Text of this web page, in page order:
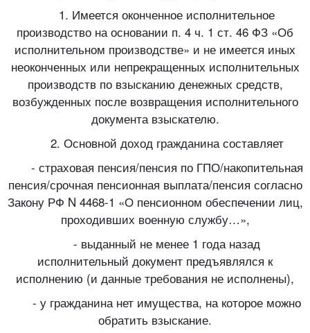
1. Имеется оконченное исполнительное
производство на основании п. 4 ч. 1 ст. 46 ФЗ «Об
исполнительном производстве» и не имеется иных
неоконченных или непрекращенных исполнительных
производств по взысканию денежных средств,
возбужденных после возвращения исполнительного
документа взыскателю.
2. Основной доход гражданина составляет
- страховая пенсия/пенсия по ГПО/накопительная
пенсия/срочная пенсионная выплата/пенсия согласно
Закону РФ N 4468-1 «О пенсионном обеспечении лиц,
проходивших военную службу…»,
- выданный не менее 1 года назад
исполнительный документ предъявлялся к
исполнению (и данные требования не исполнены),
- у гражданина нет имущества, на которое можно
обратить взыскание.